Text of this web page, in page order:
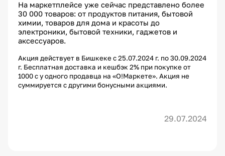
На маркетплейсе уже сейчас представлено более
30 000 товаров: от продуктов питания, бытовой
химии, товаров для дома и красоты до
электроники, бытовой техники, гаджетов и
аксессуаров.
Акция действует в Бишкеке с 25.07.2024 г. по 30.09.2024
г. Бесплатная доставка и кешбэк 2% при покупке от
1000 с у одного продавца на «О!Маркете». Акция не
суммируется с другими бонусными акциями.
29.07.2024